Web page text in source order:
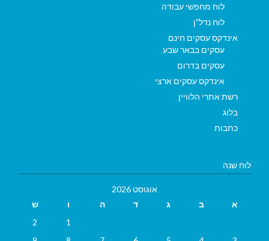
לוח מחפשי עבודה
לוח נדל"ן
אינדקס עסקים חינם
עסקים בבאר שבע
עסקים בדרום
אינדקס עסקים ארצי
רשת אתרי הלוויין
בלוג
כתבות
לוח שנה
אוגוסט 2026
א
ב ג ד ה ו
ש
1
2